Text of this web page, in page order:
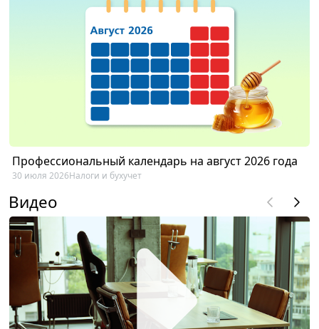
Профессиональный календарь на август 2026 года
30 июля 2026Налоги и бухучет
Видео